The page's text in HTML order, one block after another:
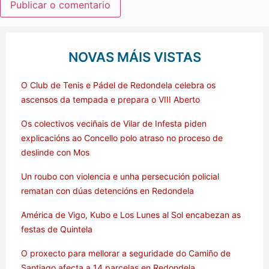
NOVAS MÁIS VISTAS
O Club de Tenis e Pádel de Redondela celebra os
ascensos da tempada e prepara o VIII Aberto
Os colectivos veciñais de Vilar de Infesta piden
explicacións ao Concello polo atraso no proceso de
deslinde con Mos
Un roubo con violencia e unha persecución policial
rematan con dúas detencións en Redondela
América de Vigo, Kubo e Los Lunes al Sol encabezan as
festas de Quintela
O proxecto para mellorar a seguridade do Camiño de